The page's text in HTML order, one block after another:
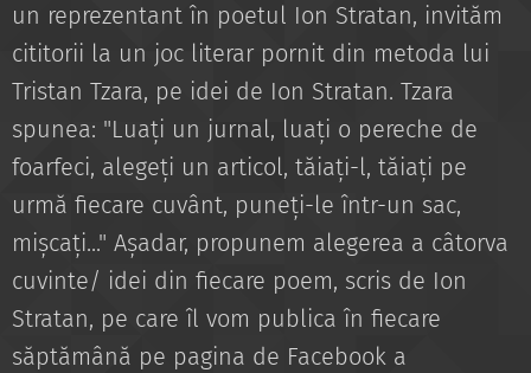
un reprezentant în poetul Ion Stratan, invităm
cititorii la un joc literar pornit din metoda lui
Tristan Tzara, pe idei de Ion Stratan. Tzara
spunea: "Luați un jurnal, luați o pereche de
foarfeci, alegeți un articol, tăiați-l, tăiați pe
urmă fiecare cuvânt, puneți-le într-un sac,
mișcați..." Așadar, propunem alegerea a câtorva
cuvinte/ idei din fiecare poem, scris de Ion
Stratan, pe care îl vom publica în fiecare
săptămână pe pagina de Facebook a